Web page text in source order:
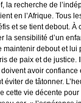
la recherche de
en l’Afrique. Tous
et se tient debout. À
la sensibilité d’un
maintenir debout et lui
de paix et de justice.
doivent avoir
éviter de tâtonner.
cette vie décente